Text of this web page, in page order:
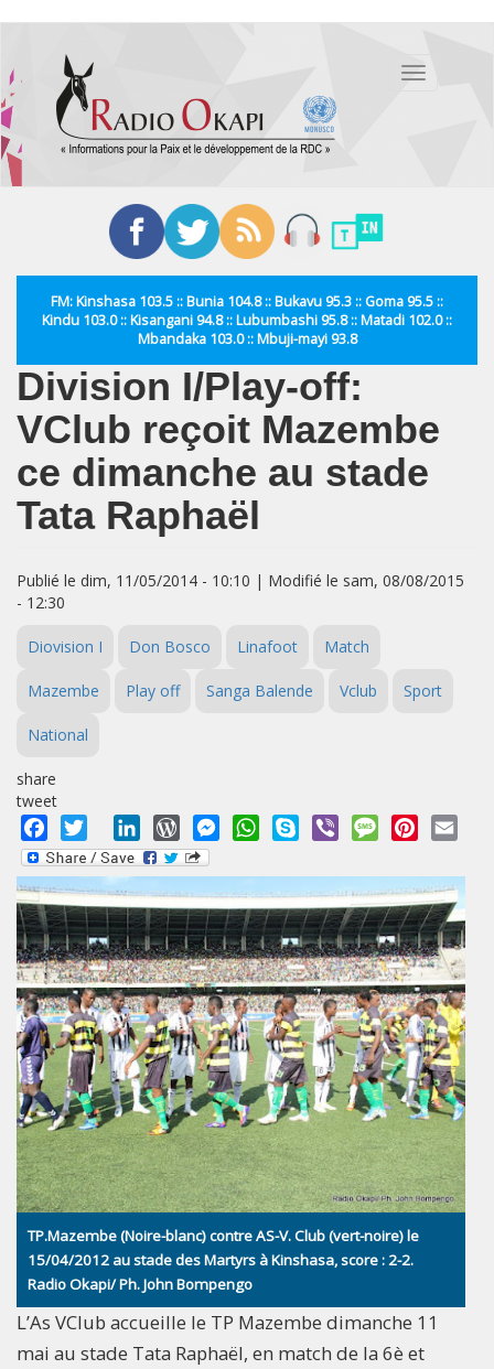
contenu
principal
Toggle
FM: Kinshasa 103.5 :: Bunia 104.8 :: Bukavu 95.3 :: Goma 95.5 ::
Kindu 103.0 :: Kisangani 94.8 :: Lubumbashi 95.8 :: Matadi 102.0 ::
Mbandaka 103.0 :: Mbuji-mayi 93.8
Division I/Play-off:
VClub reçoit Mazembe
ce dimanche au stade
Tata Raphaël
Publié le dim, 11/05/2014 - 10:10 | Modifié le sam, 08/08/2015
- 12:30
Diovision I Don Bosco Linafoot Match
Mazembe Play off Sanga Balende Vclub Sport
National
share
tweet
Facebook
Twitter LinkedInWordPressMessengerWhatsApp
Skype Viber MessagePinterest
TP.Mazembe (Noire-blanc) contre AS-V. Club (vert-noire) le
15/04/2012 au stade des Martyrs à Kinshasa, score : 2-2.
Radio Okapi/ Ph. John Bompengo
L’As VClub accueille le TP Mazembe dimanche 11
mai au stade Tata Raphaël, en match de la 6è et